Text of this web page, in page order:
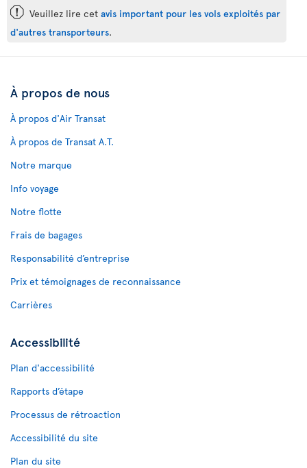
ü Veuillez lire cet avis important pour les vols exploités par
d'autres transporteurs.
À propos de nous
À propos d'Air Transat
À propos de Transat A.T.
Notre marque
Info voyage
Notre flotte
Frais de bagages
Responsabilité d’entreprise
Prix et témoignages de reconnaissance
Carrières
Accessibilité
Plan d'accessibilité
Rapports d’étape
Processus de rétroaction
Accessibilité du site
Plan du site